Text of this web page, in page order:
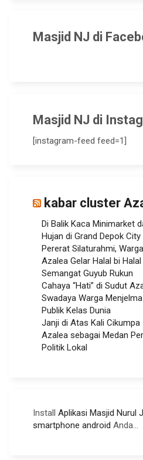
Masjid NJ di
Masjid NJ di
[instagram-feed feed=1]
kabar cluster
Di Balik Kaca Minimarket
Hujan di Grand Depok City
Pererat Silaturahmi,
Azalea Gelar Halal bi
Semangat Guyub Rukun
Cahaya “Hati” di Sudut
Swadaya Warga
Publik Kelas Dunia
Janji di Atas Kali Cikumpa
Azalea sebagai Medan
Politik Lokal
Install Aplikasi Masjid Nurul
smartphone android Anda...